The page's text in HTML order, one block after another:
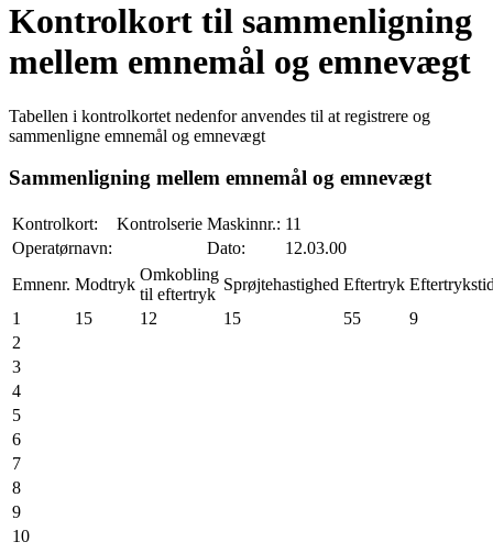
Kontrolkort til sammenligning
mellem emnemål og emnevægt
Tabellen i kontrolkortet nedenfor anvendes til at registrere og
sammenligne emnemål og emnevægt
Sammenligning mellem emnemål og emnevægt
Kontrolkort: Kontrolserie Maskinnr.: 11
Operatørnavn:
Dato:
12.03.00
Emnenr. Modtryk
Omkobling
til eftertryk
Sprøjtehastighed Eftertryk
1
15 12 15 55
9
2
3
4
5
6
7
8
9
10